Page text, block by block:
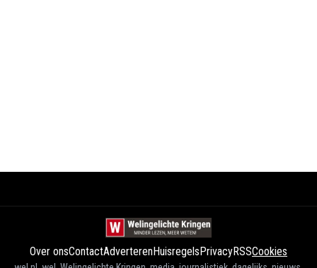
Over onsContactAdverterenHuisregels PrivacyRSSCookies